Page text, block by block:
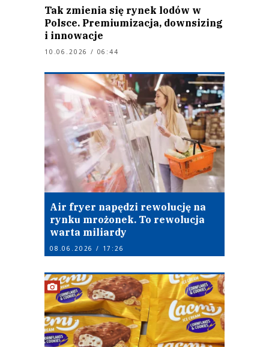
Tak zmienia się rynek lodów w
Polsce. Premiumizacja, downsizing
i innowacje
10.06.2026 / 06:44
Air fryer napędzi rewolucję na
rynku mrożonek. To rewolucja
warta miliardy
08.06.2026 / 17:26